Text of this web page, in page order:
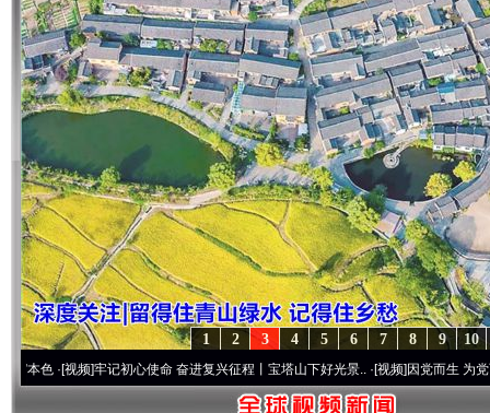
10
9
8
7
6
5
4
3
2
1
牢记初心使命 奋进复兴征程丨宝塔山下好光景..·[视频]因党而生 为党而战——百